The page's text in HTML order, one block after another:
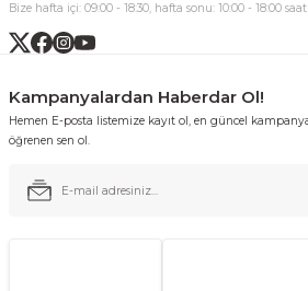
Bize hafta içi: 09:00 - 18:30, hafta sonu: 10:00 - 18:00
Kampanyalardan Haberdar Ol!
Hemen E-posta listemize kayıt ol, en güncel
öğrenen sen ol.